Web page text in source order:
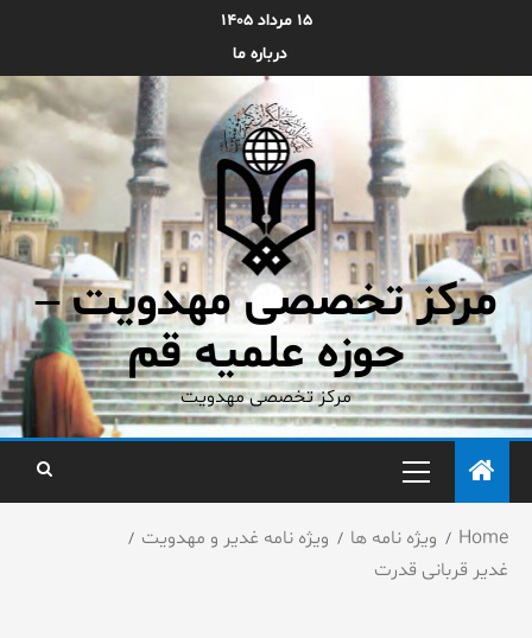
۱۵ مرداد ۱۴۰۵
درباره ما
مرکز تخصصی مهدویت –
حوزه علمیه قم
مرکز تخصصی مهدویت
Home ویژه نامه ها
ویژه نامه غدیر و مهدویت
غدیر قربانی قدرت